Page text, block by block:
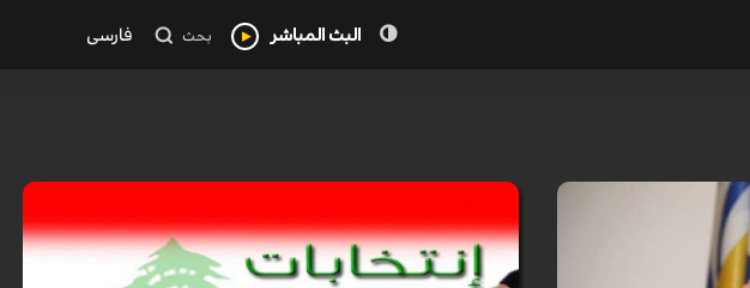
البث المباشر بحث فارسی